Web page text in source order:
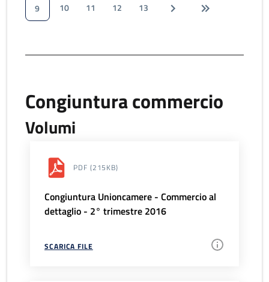
9
10 11 12 13
Congiuntura commercio
Volumi
PDF (215KB)
Congiuntura Unioncamere - Commercio al
dettaglio - 2° trimestre 2016
SCARICA FILE